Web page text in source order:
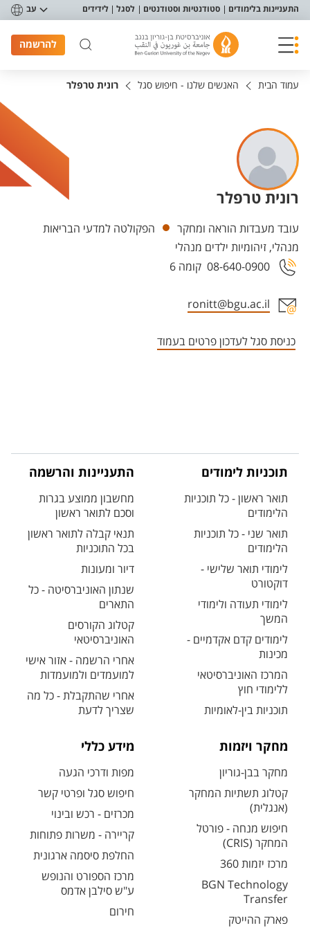
תפריט נגישות
התעניינות בלימודים סטודנטיות וסטודנטים לסגל לידידים עב
להרשמה
עמוד הבית האנשים שלנו - חיפוש סגל רונית טרפלר
רונית טרפלר
יחידות
עובד מעבדות הוראה ומחקר
הפקולטה למדעי הבריאות
מנהלי, זיהומיות ילדים מנהלי
קומה 6 08-640-0900
ronitt@bgu.ac.il
כניסת סגל לעדכון פרטים בעמוד
תוכניות לימודים
תואר ראשון - כל תוכניות
הלימודים
תואר שני - כל תוכניות
הלימודים
לימודי תואר שלישי -
דוקטורט
לימודי תעודה ולימודי
המשך
לימודים קדם אקדמיים -
מכינות
המרכז האוניברסיטאי
ללימודי חוץ
תוכניות בין-לאומיות
התעניינות והרשמה
מחשבון ממוצע בגרות
וסכם לתואר ראשון
תנאי קבלה לתואר ראשון
בכל התוכניות
דיור ומעונות
שנתון האוניברסיטה - כל
התארים
קטלוג הקורסים
האוניברסיטאי
אחרי הרשמה - אזור אישי
למועמדים ולמועמדות
אחרי שהתקבלת - כל מה
שצריך לדעת
מחקר ויזמות
מחקר בבן-גוריון
קטלוג תשתיות המחקר
(אנגלית)
חיפוש מנחה - פורטל
המחקר (CRIS)
מרכז יזמות 360
BGN Technology
Transfer
פארק ההייטק
מידע כללי
מפות ודרכי הגעה
חיפוש סגל ופרטי קשר
מכרזים - רכש ובינוי
קריירה - משרות פתוחות
החלפת סיסמה ארגונית
מרכז הספורט והנופש
ע"ש סילבן אדמס
חירום